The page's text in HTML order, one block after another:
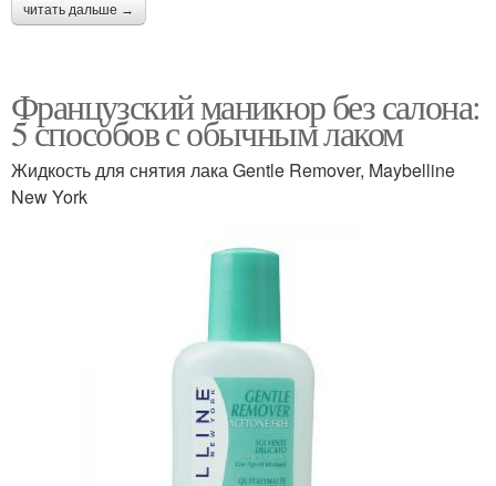
читать дальше →
Французский маникюр без салона:
5 способов с обычным лаком
Жидкость для снятия лака Gentle Remover, Maybelline
New York